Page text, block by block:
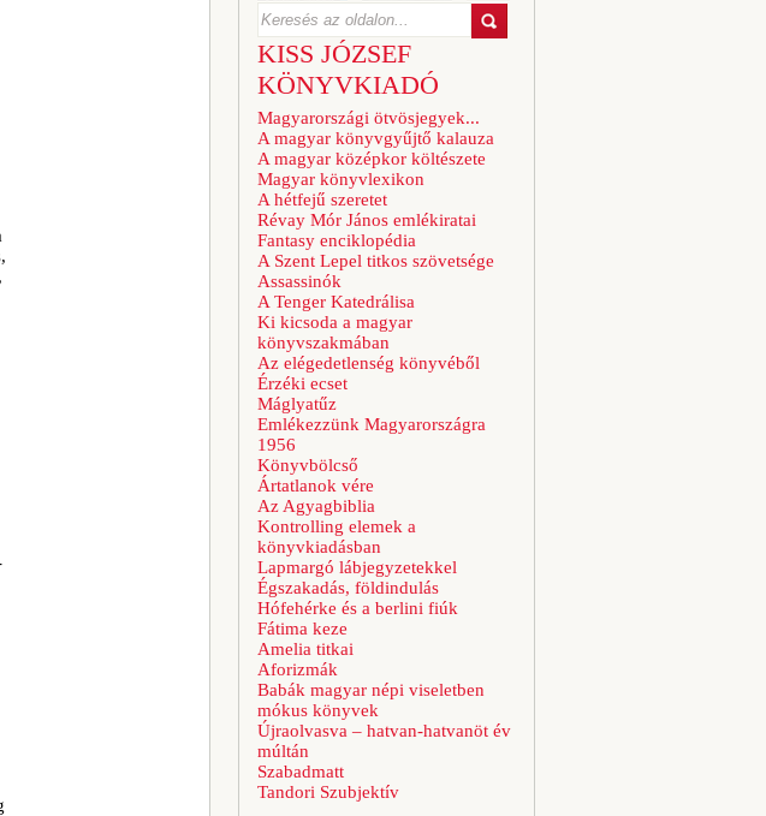
KISS JÓZSEF
KÖNYVKIADÓ
Magyarországi ötvösjegyek...
A magyar könyvgyűjtő kalauza
A magyar középkor költészete
Magyar könyvlexikon
A hétfejű szeretet
Révay Mór János emlékiratai
Fantasy enciklopédia
A Szent Lepel titkos szövetsége
Assassinók
A Tenger Katedrálisa
Ki kicsoda a magyar
könyvszakmában
Az elégedetlenség könyvéből
Érzéki ecset
Máglyatűz
Emlékezzünk Magyarországra
1956
Könyvbölcső
Ártatlanok vére
Az Agyagbiblia
Kontrolling elemek a
könyvkiadásban
Lapmargó lábjegyzetekkel
Égszakadás, földindulás
Hófehérke és a berlini fiúk
Fátima keze
Amelia titkai
Aforizmák
Babák magyar népi viseletben
mókus könyvek
Újraolvasva – hatvan-hatvanöt év
múltán
Szabadmatt
Tandori Szubjektív